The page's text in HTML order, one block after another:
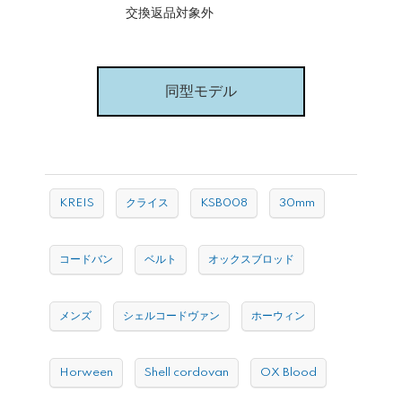
交換返品対象外
同型モデル
KREIS クライス KSB008 30mm
コードバン ベルト オックスブロッド
メンズ シェルコードヴァン ホーウィン
Horween Shell cordovan OX Blood